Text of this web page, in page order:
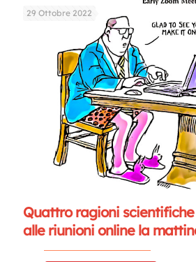
29 Ottobre 2022
Quattro ragioni scientifiche
alle riunioni online la